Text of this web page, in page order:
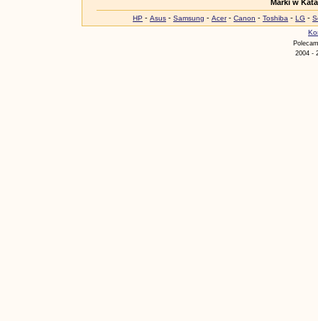
Marki w
HP - Asus - Samsung - Acer- Canon - Toshiba - LG -
2004 -